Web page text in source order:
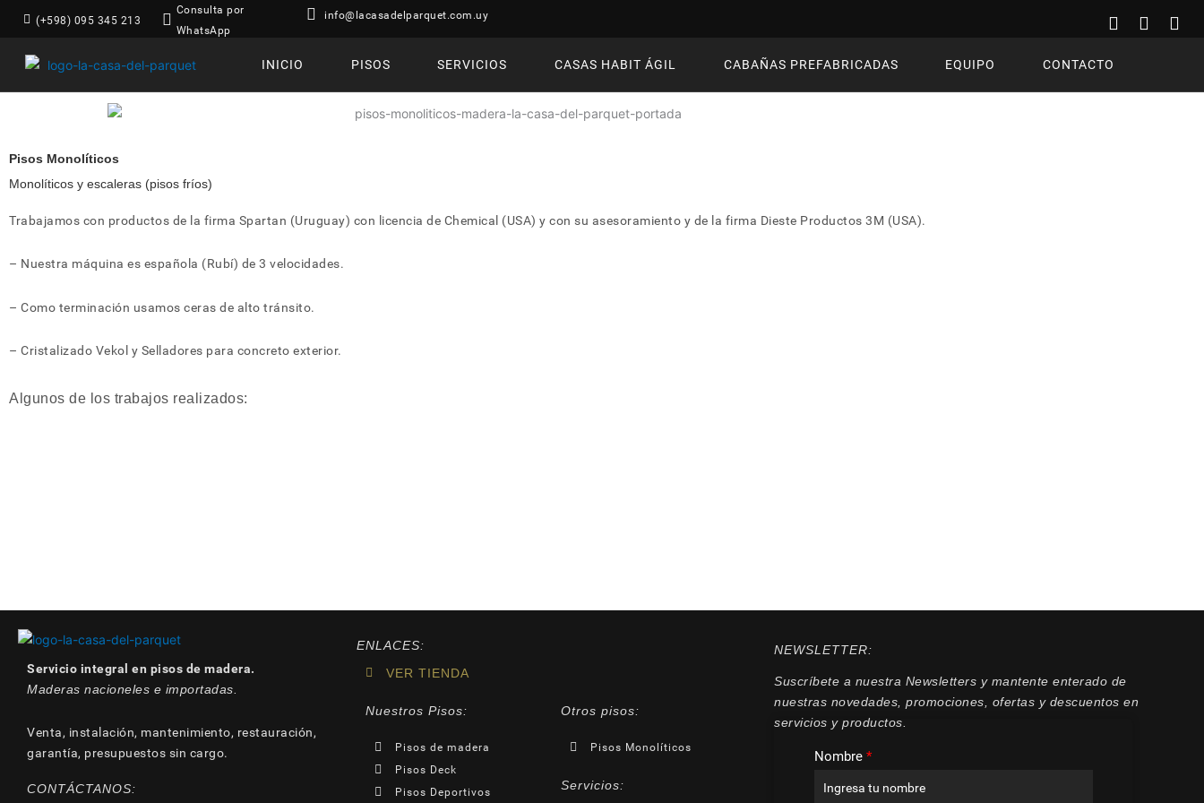
(+598) 095 345 213
Consulta por
WhatsApp
info@lacasadelparquet.com.uy
INICIO PISOS SERVICIOS CASAS HABIT ÁGIL CABAÑAS PREFABRICADAS EQUIPO CONTACTO
Pisos Monolíticos
Monolíticos y escaleras (pisos fríos)
Trabajamos con productos de la firma Spartan (Uruguay) con licencia de Chemical (USA) y con su asesoramiento y de la firma Dieste Productos 3M (USA).
– Nuestra máquina es española (Rubí) de 3 velocidades.
– Como terminación usamos ceras de alto tránsito.
– Cristalizado Vekol y Selladores para concreto exterior.
Algunos de los trabajos realizados:
Servicio integral en pisos de madera.
Maderas nacioneles e importadas.
Venta, instalación, mantenimiento, restauración,
garantía, presupuestos sin cargo.
CONTÁCTANOS:
ENLACES:
VER TIENDA
Nuestros Pisos:
Pisos de madera
Pisos Deck
Pisos Deportivos
Otros pisos:
Pisos Monolíticos
Servicios:
NEWSLETTER:
Suscríbete a nuestra Newsletters y mantente enterado de
nuestras novedades, promociones, ofertas y descuentos en
servicios y productos.
Nombre *